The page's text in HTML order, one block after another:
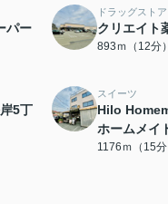
パー
ドラッグストア
クリエイト
893ｍ（12分）
5丁
スイーツ
Hilo
ホームメイ
1176ｍ（15分